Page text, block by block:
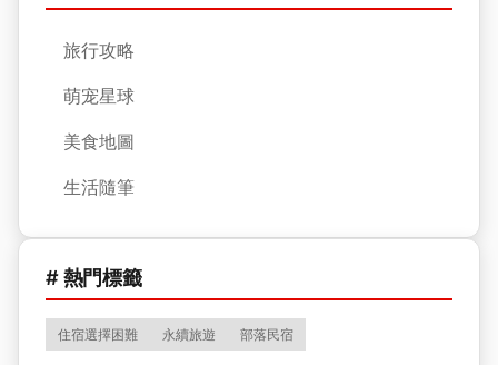
旅行攻略
萌宠星球
美食地圖
生活隨筆
# 熱門標籤
住宿選擇困難 永續旅遊 部落民宿